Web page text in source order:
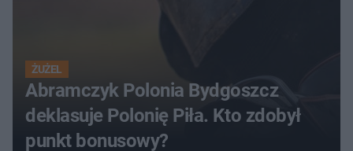
ŻUŻEL
Abramczyk Polonia Bydgoszcz
deklasuje Polonię Piła. Kto zdobył
punkt bonusowy?